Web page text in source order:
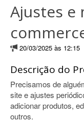
Ajustes e
20/03/2025 às 12:15
Descrição do
Precisamos de
site e ajustes
adicionar produtos,
outros.